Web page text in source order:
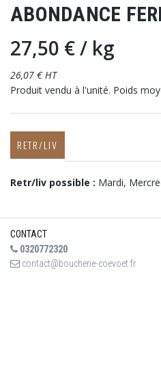
ABONDANCE
27,50 €/ kg
26,07 € HT
Produit vendu à l'unité. Poids
RETR/LIV
Retr/liv possible : Mardi,
CONTACT
0320772320
contact@boucherie-coevoet.fr